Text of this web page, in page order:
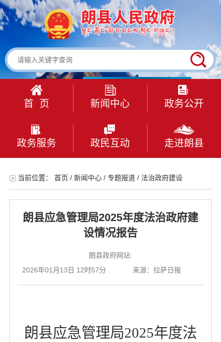
首 页 新闻中心 政务公开
政务服务 政民互动 走进朗县
当前位置： 首页 / 新闻中心/ 专题报道/ 法治政府建设
朗县应急管理局2025年度法治政府建
设情况报告
朗县政府网站:
2026年01月13日 12时57分
来源：拉萨日报
朗县应急管理局2025年度法